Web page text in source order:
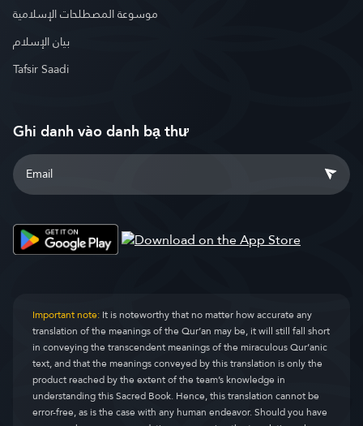
موسوعة المصطلحات الإسلامية
بيان الإسلام
Tafsir Saadi
Ghi danh vào danh bạ thư
Important note:It is noteworthy that no matter how accurate any
translation of the meanings of the Qur’an may be, it will still fall short
in conveying the transcendent meanings of the miraculous Qur’anic
text, and that the meanings conveyed by this translation is only the
product reached by the extent of the team’s knowledge in
understanding this Sacred Book. Hence, this translation cannot be
error-free, as is the case with any human endeavor. Should you have